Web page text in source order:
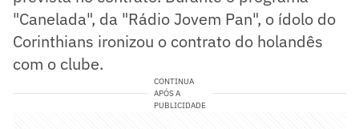
"Canelada", da "Rádio Jovem Pan", o ídolo do
Corinthians ironizou o contrato do holandês
com o clube.
CONTINUA
APÓS A
PUBLICIDADE